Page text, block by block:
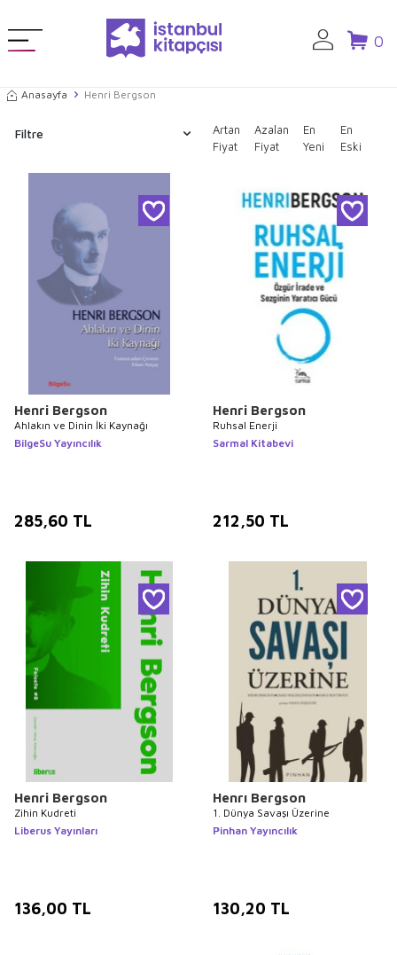
0
Anasayfa Henri Bergson
Filtre
Artan
Fiyat
Azalan
Fiyat
En
Yeni
En
Eski
Henri Bergson
Ahlakın ve Dinin İki Kaynağı
BilgeSu Yayıncılık
285,60 TL
Henri Bergson
Ruhsal Enerji
Sarmal Kitabevi
212,50 TL
Henri Bergson
Zihin Kudreti
Liberus Yayınları
136,00 TL
Henrı Bergson
1. Dünya Savaşı Üzerine
Pinhan Yayıncılık
130,20 TL